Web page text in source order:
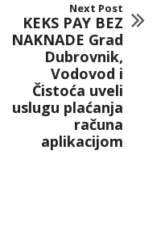
Next Post
KEKS PAY BEZ
NAKNADE Grad
Dubrovnik,
Vodovod i
Čistoća uveli
uslugu plaćanja
računa
aplikacijom